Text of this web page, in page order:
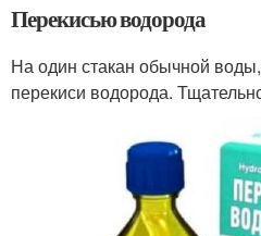
Перекисью водорода
На один стакан обычной
перекиси водорода.